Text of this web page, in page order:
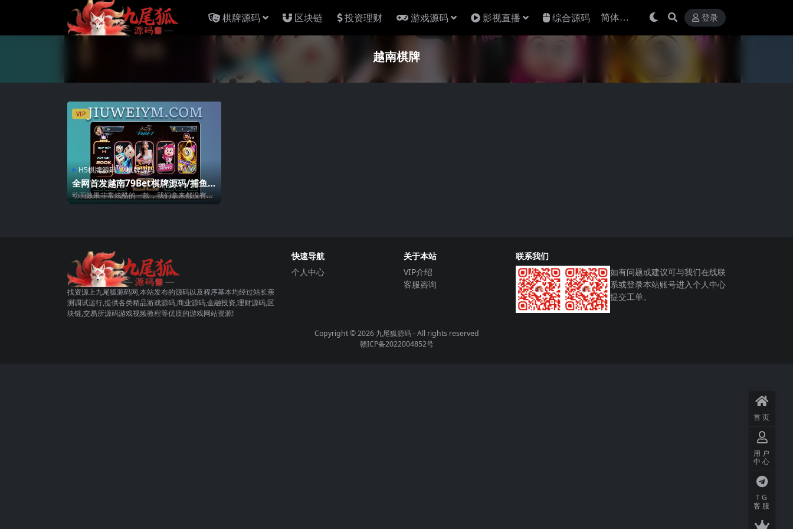
棋牌源码 区块链 投资理财 游戏源码 影视直播 综合源码 登录
越南棋牌
VIP
H5棋牌源码 棋牌源码
全网首发越南79Bet棋牌源码/捕鱼扑
克电玩老虎机游戏运营版本/可二开
改语言/带控制充值/全开源无加密带
动画效果非常炫酷的一款，我们拿来都没有教
程，都是我们技术研究好架设，截图，录制
找资源上九尾狐源码网,本站发布的源码以及程序基本均经过站长亲
测调试运行,提供各类精品游戏源码,商业源码,金融投资,理财源码,区
块链,交易所源码游戏视频教程等优质的游戏网站资源!
快速导航
个人中心
关于本站
VIP介绍
客服咨询
联系我们
如有问题或建议可与我们在线联
系或登录本站账号进入个人中心
提交工单。
Copyright © 2026 九尾狐源码- All rights reserved
赣ICP备2022004852号
首页
用户
中心
TG
客服